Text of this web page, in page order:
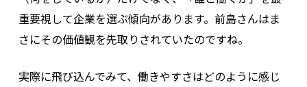
重要視して企業を選ぶ傾向があります。前島さんはま
さにその価値観を先取りされていたのですね。
実際に飛び込んでみて、働きやすさはどのように感じ